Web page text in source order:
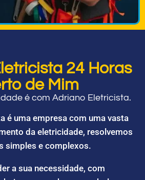
24 Horas
de Mim
é com Adriano Eletricista.
é uma empresa com uma vasta
da eletricidade, resolvemos
simples e complexos.
a sua necessidade, com